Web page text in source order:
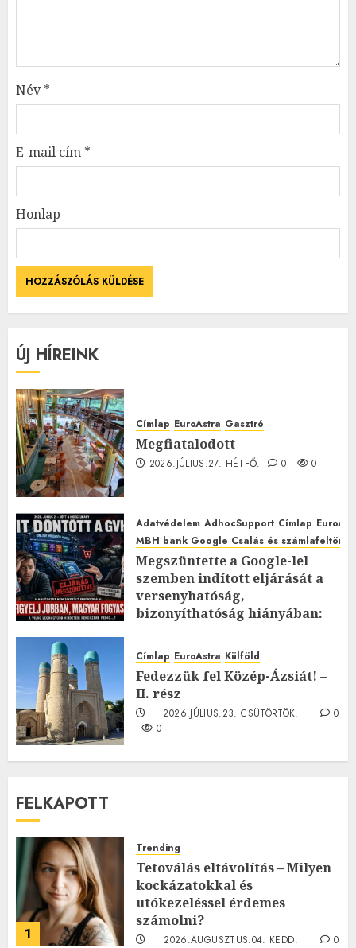
Név*
E-mail cím *
Honlap
ÚJ HÍREINK
Címlap EuroAstra Gasztró
Megfiatalodott
2026.JÚLIUS.27. HÉTFŐ. 0 0
Adatvédelem AdhocSupport Címlap
MBH bank Google Csalás és
Megszüntette a Google-lel
szemben indított eljárását a
versenyhatóság,
bizonyíthatóság hiányában:
2026.JÚLIUS.23. CSÜTÖRTÖK.
0
Címlap EuroAstra Külföld
Fedezzük fel Közép-Ázsiát! –
II. rész
2026.JÚLIUS.23. CSÜTÖRTÖK.
0
0
FELKAPOTT
1
Trending
Tetoválás eltávolítás – Milyen
kockázatokkal és
utókezeléssel érdemes
számolni?
2026.AUGUSZTUS.04. KEDD.
0